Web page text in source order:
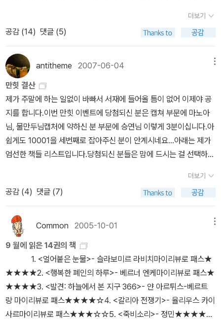
래 붙들고 있을수록 서양 문화의 표준을 그리스 로마 신화에 두게 되
고, 그 틀을 벗어나지 못하게 된다. 켈트인이 호전적인 민족이라서 켈
트 신화에 그들의 잔인한 본성이 그대로 반영되어 있다고 생각하면
곤란하다. 그리스 로마 신화에 묘사된 신들은 난폭하거나 잔인하며
교활하거나 방탕하다. 세대를 거듭하면서 축적된 인류의 신화를 ‘문
명’과 ‘야만’으로 분류하고, 다른 민족의 신화와 그 속에 담긴 문화를
받아들이지 못하는 태도야말로 고대 그리스인들이 만든 이분법의 아
류이다. 우리는 아주 오래전에 만들어진 ‘오만한 문명’의 고약한 버릇
을 따라 할 필요가 없다.
에 없었을까. 아우구스투스는 공화정을 종식시키고 군주정을 확립시
켰다. '치밀한 전제군주는 공화정의 형태로 위장된 절대 군주정을 만
들었다.' (에드워드 기번)아우구스투스에 대해서는 존 윌리엄스의 [아
우구스투스]를 다시한번 읽어볼까... 싶다. 다시 건질만한 게 있을까..
시간낭비일까... 콜린 매컬로의 로마사 시리즈는 읽어본 게 없어서 어
느 수준인지 모르지만 다들 좋다고 하니까. 기대는 해보는데, 소설이
라서... 마키아벨리의 [로마사논고](1531)도 읽은지가 까마득하고,
어땠었는지 기록이라도 해뒀는지 모르겠네. 기회되면 다시 읽어보리
라.
병희 선생의 원전 번역 <갈리아 원정기>(숲, 2012)도 이번에 나오기
에 마저 구색을 맞춰놓을 참이다. 그렇게 하면, 카이사르에 대해선 할
만큼 하는 게 되지 않을까. 조선사 분야에도 요즘 나름대로 공을 들이
고 있는데, 너무 방대하기 때문에 주로 선비와 당쟁에 관한 책과 신분
사에 관한 책으로 관심을 좁히고 있다. 이쪽으로는 나중에 다시 다뤄
야겠다... 12. 01. 20.
읽고, 로마 이야기에 활활 타오르게 된 것은 아마, 이 전에 읽었던 에
드워드 기번의 <로마제국 쇠망사>도 한 몫 했을 것이다. 예전에 원서
로 읽어보겠다고 낑낑대다가 집어 던진 기억이 있었는데, 이렇게 재
미있다면, 원서로도 다시 도전해보고 싶다. HBO의 Rome을 다시 보
기 시작했는데, 1시즌 1화에 카이사르가 갈리아 전쟁에서 승리하고
폼페이우스와 대립하는 것부터 이야기가 시작된다. 예전에 봤을때는
1.드라마가 야하네, 2. 로마병사들 몸통 두꺼운 것이 보기 좋네 3. 로
마시대를 묘사하는 디테일이 너무 훌륭하네! 였다. 이 세가지중 3번
에 가장 버닝했는데(진짜다!) 당시에 데이빗 린지의 팔코 시리즈도 읽
고 있었고, 라루스 책도 읽고 있었고 해서 아마 디테일에 관심이 많았
었나보다. 오늘 다시 보니,병사들이 싸우는 방식이라던가, 갈리아 전
쟁의 중요성이라던가폼페이우스와 키케로(그치가 주인공인 책을 읽
고 있으니, 당연히 유심히볼밖에) 옥타비아누스,파코(타콘가? 이름
들어온다.예전에 <갈리아 전쟁기>를 사서 꽤 오래못 읽고 있다가, 몇
달전에 정리해버렸는데, 읽고 싶다. ㅡㅜ지금 읽으면 재미있을듯한데
말이다. 사실 <로마인 이야기>도 일반판으로 사서 읽고, 다 정리했는
데, 차마 이걸15권 다 다시 사지는 못하겠고, 양장본에 눈을 돌리게
된 것이다. 당시에 읽었을때는(디게 오래전일이다.)지금 보는 면 말
고, 다른 것들, 명문장이라던가, 유래라던가 뭐 그런별 중요하지 않은
것에 신경을 쓰며 읽었던 것 같다. 지금 다시 보면훨씬 흥미롭게 읽어
낼 수있을 것 같다.토마스 해리스의 <임페리움>에서 '임페리움'은 권
더보기
공감 (14) 댓글 (5)
antitheme 2007-06-04
만힛 결산
제가 주말에 하는 일없이 바빠서 서재에 들어올 틈이 없어 이제야 공
지를 합니다.이번 만힛 이벤트에 당첨되신 분은 캡쳐 부문에 마노아
님, 물만두님캡처에 약하신 분 부문에 승연님 이렇게 3분이십니다.아
쉽게도 10001을 세번째로 잡아주신 분이 안계시네요...아래는 제가
엄선한 책들 리스트입니다.당첨되신 분들은 맘에 드시는 걸 선택하셔
학자들의 모습을 그린 책입니다.미켈란젤로의 천지창조에 얽힌 비밀
을 찾는 내용.로마인 이야기를 통해봤던 카이사르의 갈리아 전쟁기다
른 설명이 필요없을 듯합니다.유럽 미술관 여행을 떠나보시죠...
더보기
공감 (4) 댓글 (7)
Common 2005-10-01
9 월에 읽은 14권의 책
1. <얼어붙은 눈물>- 슬라보미르 라비치마이리뷰로 패스★
★★★★2. <행복한 폐인의 하루>- 베르너 엔케마이리뷰로 패스★
★★★★3. <발견: 하늘에서 본 지구 366>- 얀 아르튀스-베르트
랑 마이리뷰로 패스★★★★☆4. <갈리아 전쟁기>- 율리우스 카이
사르마이리뷰로 패스★★★☆☆5. <죽비소리>- 정민★★★★★